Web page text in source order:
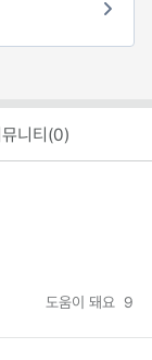
니티(0)
도움이 돼요 9